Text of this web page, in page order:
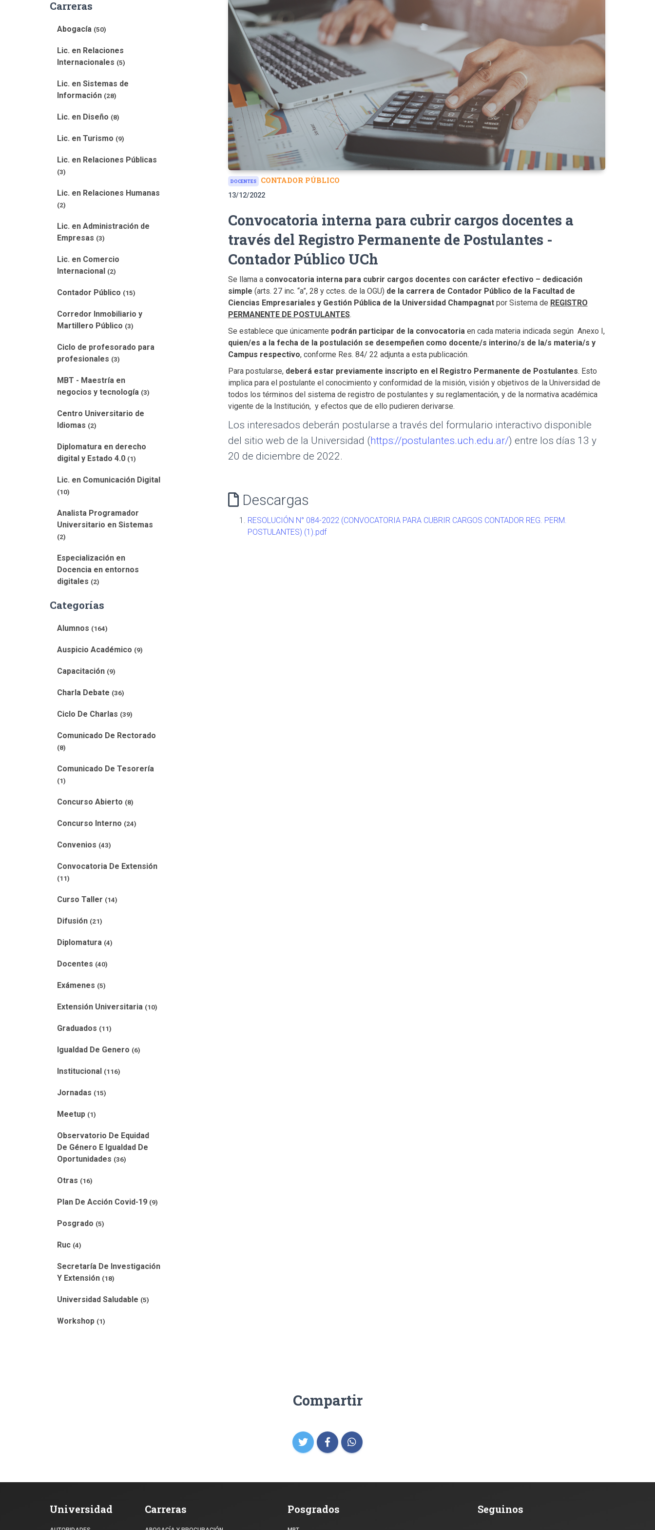
Carreras
Abogacía (50)
Lic. en Relaciones
Internacionales (5)
Lic. en Sistemas de
Información (28)
Lic. en Diseño (8)
Lic. en Turismo (9)
Lic. en Relaciones Públicas
(3)
Lic. en Relaciones Humanas
(2)
Lic. en Administración de
Empresas (3)
Lic. en Comercio
Internacional (2)
Contador Público (15)
Corredor Inmobiliario y
Martillero Público (3)
Ciclo de profesorado para
profesionales (3)
MBT - Maestría en
negocios y tecnología (3)
Centro Universitario de
Idiomas (2)
Diplomatura en derecho
digital y Estado 4.0 (1)
Lic. en Comunicación Digital
(10)
Analista Programador
Universitario en Sistemas
(2)
Especialización en
Docencia en entornos
digitales (2)
Categorías
Alumnos (164)
Auspicio Académico (9)
Capacitación (9)
Charla Debate (36)
Ciclo De Charlas (39)
Comunicado De Rectorado
(8)
Comunicado De Tesorería
(1)
Concurso Abierto (8)
Concurso Interno (24)
Convenios (43)
Convocatoria De Extensión
(11)
Curso Taller (14)
Difusión (21)
Diplomatura (4)
Docentes (40)
Exámenes (5)
Extensión Universitaria (10)
Graduados (11)
Igualdad De Genero (6)
Institucional (116)
Jornadas (15)
Meetup (1)
Observatorio De Equidad
De Género E Igualdad De
Oportunidades (36)
Otras (16)
Plan De Acción Covid-19 (9)
Posgrado (5)
Ruc (4)
Secretaría De Investigación
Y Extensión (18)
Universidad Saludable (5)
Workshop (1)
DOCENTES CONTADOR PÚBLICO
13/12/2022
Convocatoria interna para cubrir cargos docentes a
través del Registro Permanente de Postulantes -
Contador Público UCh
Se llama a convocatoria interna para cubrir cargos docentes con carácter efectivo – dedicación
simple (arts. 27 inc. “a”, 28 y cctes. de la OGU) de la carrera de Contador Público de la Facultad de
Ciencias Empresariales y Gestión Pública de la Universidad Champagnatpor Sistema de REGISTRO
PERMANENTE DE POSTULANTES.
Se establece que únicamente podrán participar de la convocatoriaen cada materia indicada según Anexo I,
quien/es a la fecha de la postulación se desempeñen como docente/s interino/s de la/s materia/s y
Campus respectivo, conforme Res. 84/ 22 adjunta a esta publicación.
Para postularse, deberá estar previamente inscripto en el Registro Permanente de Postulantes. Esto
implica para el postulante el conocimiento y conformidad de la misión, visión y objetivos de la Universidad de
todos los términos del sistema de registro de postulantes y su reglamentación, y de la normativa académica
vigente de la Institución, y efectos que de ello pudieren derivarse.
Los interesados deberán postularse a través del formulario interactivo disponible
del sitio web de la Universidad (https://postulantes.uch.edu.ar/) entre los días 13 y
20 de diciembre de 2022.
Descargas
RESOLUCIÓN N° 084-2022 (CONVOCATORIA PARA CUBRIR CARGOS CONTADOR REG. PERM.
POSTULANTES) (1).pdf
Compartir
Universidad Carreras Posgrados Seguinos